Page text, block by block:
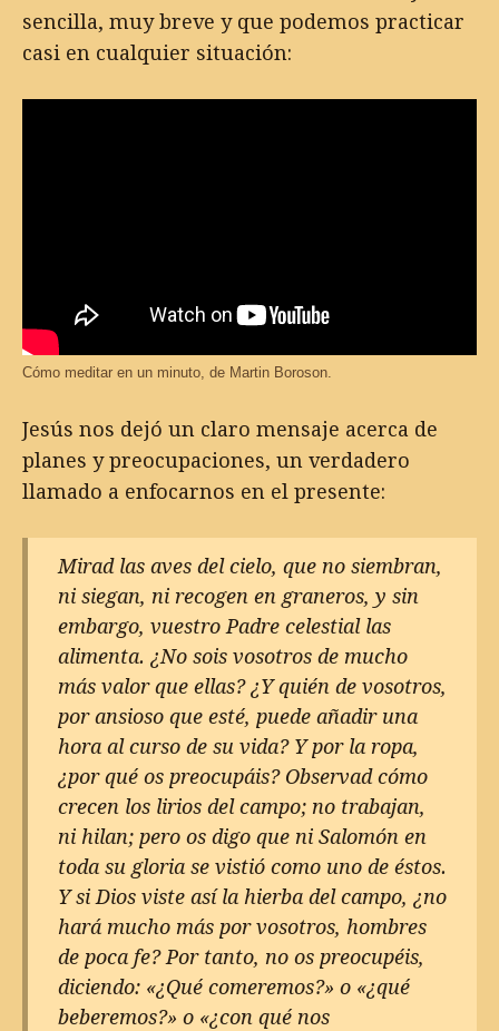
sencilla, muy breve y que podemos practicar
casi en cualquier situación:
Cómo meditar en un minuto, de Martin Boroson.
Jesús nos dejó un claro mensaje acerca de
planes y preocupaciones, un verdadero
llamado a enfocarnos en el presente:
Mirad las aves del cielo, que no siembran,
ni siegan, ni recogen en graneros, y sin
embargo, vuestro Padre celestial las
alimenta. ¿No sois vosotros de mucho
más valor que ellas? ¿Y quién de vosotros,
por ansioso que esté, puede añadir una
hora al curso de su vida? Y por la ropa,
¿por qué os preocupáis? Observad cómo
crecen los lirios del campo; no trabajan,
ni hilan; pero os digo que ni Salomón en
toda su gloria se vistió como uno de éstos.
Y si Dios viste así la hierba del campo, ¿no
hará mucho más por vosotros, hombres
de poca fe? Por tanto, no os preocupéis,
diciendo: «¿Qué comeremos?» o «¿qué
beberemos?» o «¿con qué nos